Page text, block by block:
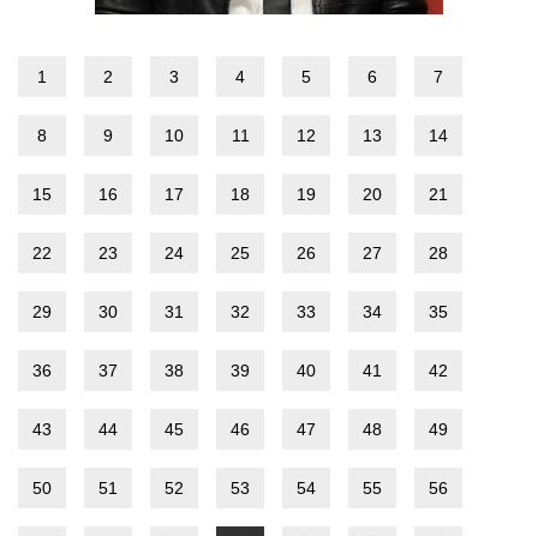
1 2 3 4 5 6 7
8 9 10 11 12 13 14
15 16 17 18 19 20 21
22 23 24 25 26 27 28
29 30 31 32 33 34 35
36 37 38 39 40 41 42
43 44 45 46 47 48 49
50 51 52 53 54 55 56